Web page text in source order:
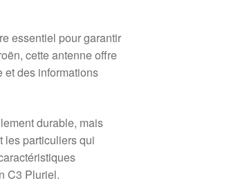
essentiel pour garantir
cette antenne offre
et des informations
durable, mais
les particuliers qui
C3 Pluriel.